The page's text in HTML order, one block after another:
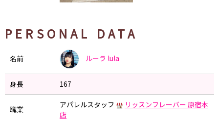
PERSONAL DATA
名前 ルーラ lula
身長 167
職業 アパレルスタッフ
リッスンフレーバー 原宿本
店